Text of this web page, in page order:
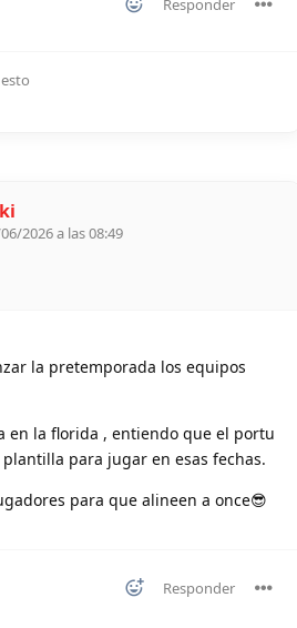
Responder
2026 a las 08:49
la pretemporada los equipos
en la florida , entiendo que el portu
para jugar en esas fechas.
para que alineen a once😎
Responder